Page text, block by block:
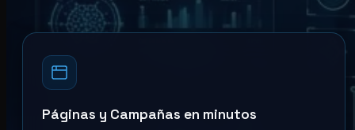
Páginas y Campañas en minutos